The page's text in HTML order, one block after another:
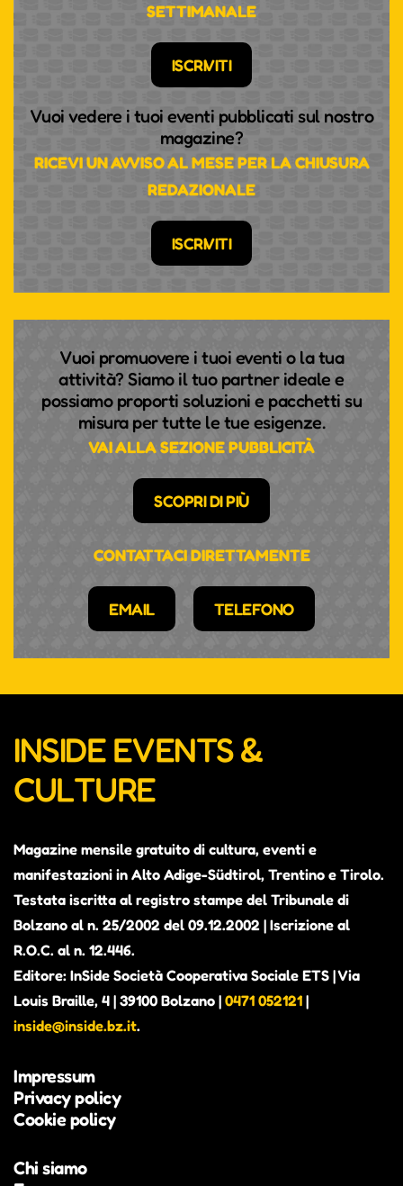
SETTIMANALE
ISCRIVITI
Vuoi vedere i tuoi eventi pubblicati sul nostro
magazine?
RICEVI UN AVVISO AL MESE PER LA CHIUSURA
REDAZIONALE
ISCRIVITI
Vuoi promuovere i tuoi eventi o la tua
attività? Siamo il tuo partner ideale e
possiamo proporti soluzioni e pacchetti su
misura per tutte le tue esigenze.
VAI ALLA SEZIONE PUBBLICITÀ
SCOPRI DI PIÙ
CONTATTACI DIRETTAMENTE
EMAIL TELEFONO
INSIDE EVENTS &
CULTURE
Magazine mensile gratuito di cultura, eventi e
manifestazioni in Alto Adige-Südtirol, Trentino e Tirolo.
Testata iscritta al registro stampe del Tribunale di
Bolzano al n. 25/2002 del 09.12.2002 | Iscrizione al
R.O.C. al n. 12.446.
Editore: InSide Società Cooperativa Sociale ETS | Via
Louis Braille, 4 | 39100 Bolzano | 0471 052121 |
inside@inside.bz.it.
Impressum
Privacy policy
Cookie policy
Chi siamo